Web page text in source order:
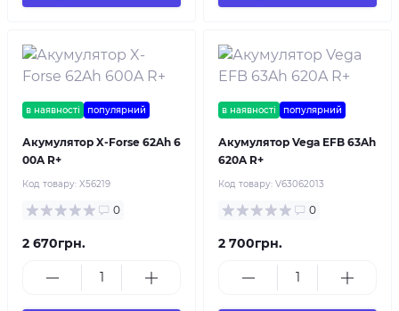
в наявності популярний
Акумулятор X-Forse 62Ah 6
00A R+
Код товару: X56219
0
2 670грн.
в наявності популярний
Акумулятор Vega EFB 63Ah
620A R+
Код товару: V63062013
0
2 700грн.